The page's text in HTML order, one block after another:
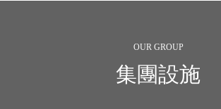
OUR GROUP
集團設施